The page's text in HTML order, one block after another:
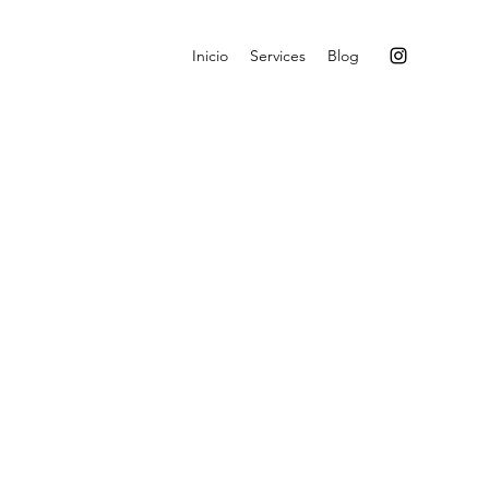
Inicio Services Blog